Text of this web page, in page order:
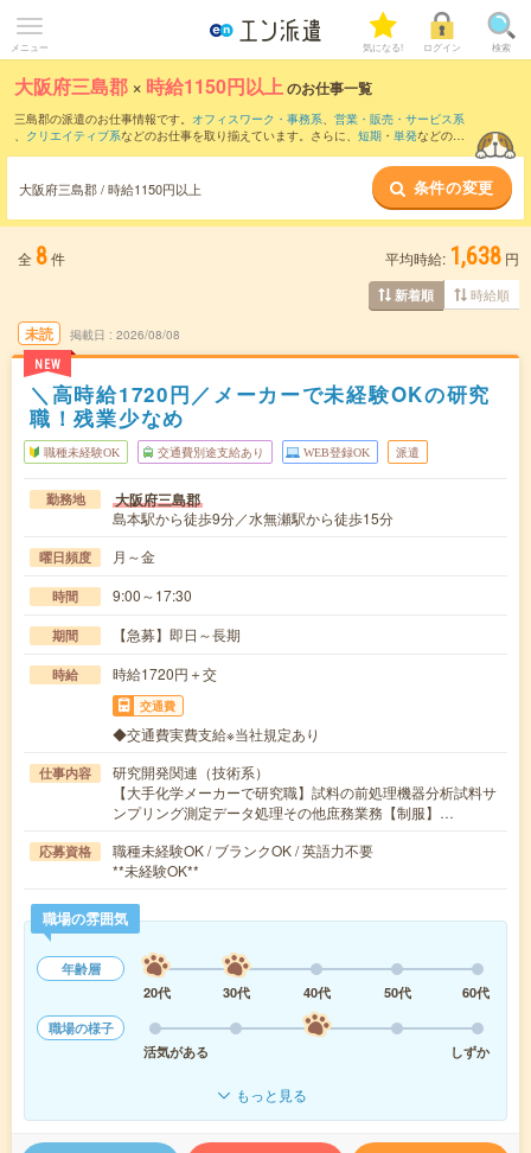
メニュー 気になる! ログイン 検索
大阪府三島郡 × 時給1150円以上のお仕事一覧
三島郡の派遣のお仕事情報です。 オフィスワーク・事務系、 営業・販売・サービス系
、 クリエイティブ系などのお仕事を取り揃えています。さらに、 短期 ・ 単発などの期
時給1200円以上 ・1800円以上の求人はこちら
当サイトでは法令を遵守し、最低賃金以上の求人のみを掲載しています。
大阪府三島郡 / 時給1150円以上 条件の変更
全 8件 平均時給: 1,638 円
新着順 時給順
未読
NEW
掲載日 2026/08/08
＼高時給1720円／メーカーで未経験OKの研究
職！残業少なめ
職種未経験OK 交通費別途支給あり WEB登録OK 派遣
勤務地 大阪府三島郡
島本駅から徒歩9分／水無瀬駅から徒歩15分
曜日頻度 月～金
時間 9:00～17:30
期間 【急募】即日～長期
時給 時給1720円＋交
交通費
◆交通費実費支給※当社規定あり
仕事内容
研究開発関連（技術系）
【大手化学メーカーで研究職】試料の前処理機器分析試料サ
ンプリング測定データ処理その他庶務業務【制服】…
応募資格
職種未経験OK / ブランクOK / 英語力不要
**未経験OK**
職場の雰囲気
年齢層
20代
30代 40代 50代
60代
職場の様子
活気がある
しずか
もっと見る